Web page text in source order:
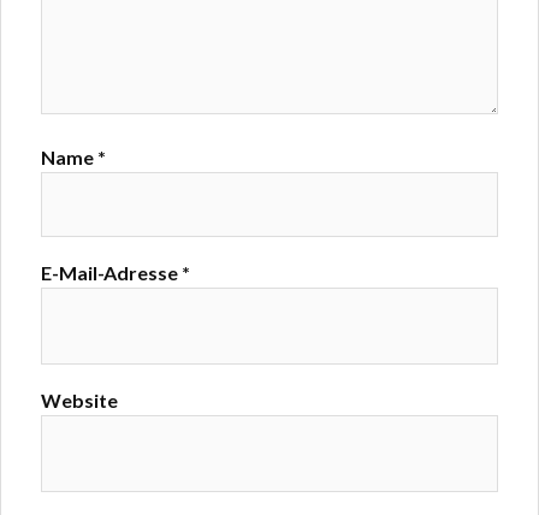
Name *
E-Mail-Adresse *
Website